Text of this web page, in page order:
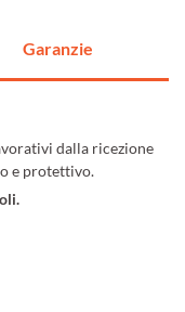
Garanzie
dalla ricezione
e protettivo.